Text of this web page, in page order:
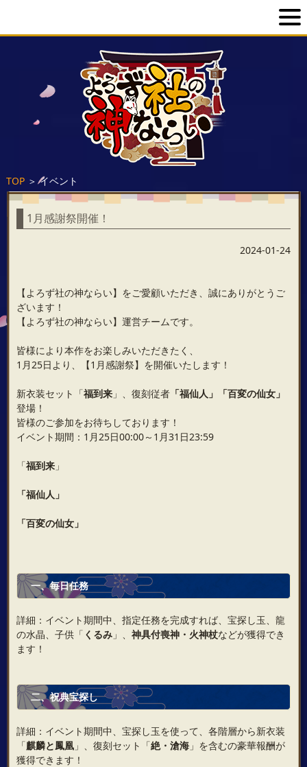
TOP＞イベント
1月感謝祭開催！
2024-01-24
【よろず社の神ならい】をご愛顧いただき、誠にありがとうご
ざいます！
【よろず社の神ならい】運営チームです。
皆様により本作をお楽しみいただきたく、
1月25日より、【1月感謝祭】を開催いたします！
新衣装セット「福到来」、復刻従者「福仙人」「百変の仙女」
登場！
皆様のご参加をお待ちしております！
イベント期間：1月25日00:00～1月31日23:59
「福到来」
「福仙人」
「百変の仙女」
一、毎日任務
詳細：イベント期間中、指定任務を完成すれば、宝探し玉、龍
の水晶、子供「 くるみ」、 神具付喪神・火神杖などが獲得でき
ます！
二、祝典宝探し
詳細：イベント期間中、宝探し玉を使って、各階層から新衣装
「麒麟と鳳凰」、復刻セット「絶・ 滄海」を含むの豪華報酬が
獲得できます！